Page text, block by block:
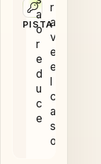
PISTA
a
o
r
e
d
u
c
e
r
a
v
e
e
l
c
a
s
o